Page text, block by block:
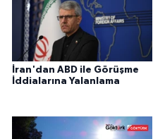
İran'dan ABD ile Görüşme
İddialarına Yalanlama